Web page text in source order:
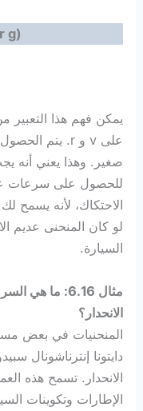
g)
صغير. وهذا يعني أنه
للحصول على سرعات
الاحتكاك، لأنه يسمح
السيارة.
مثال 6.16: ما
الانحدار؟
المنحنيات في بعض
دايتونا إنترناشونال
الانحدار. تسمح هذه
الإطارات وتكوينات